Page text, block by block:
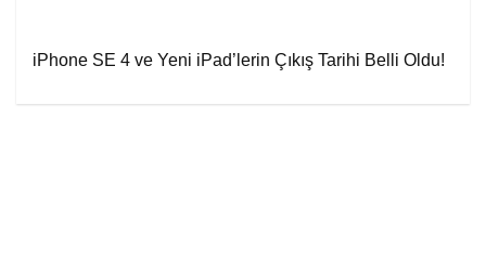
iPhone SE 4 ve Yeni iPad’lerin Çıkış Tarihi Belli Oldu!